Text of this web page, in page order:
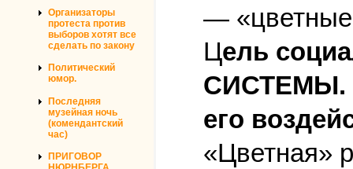
Организаторы
протеста против
выборов хотят все
сделать по закону
Политический
юмор.
Последняя
музейная ночь
(комендантский
час)
ПРИГОВОР
—
Цель
СИСТЕМЫ.
его
«Цветная»